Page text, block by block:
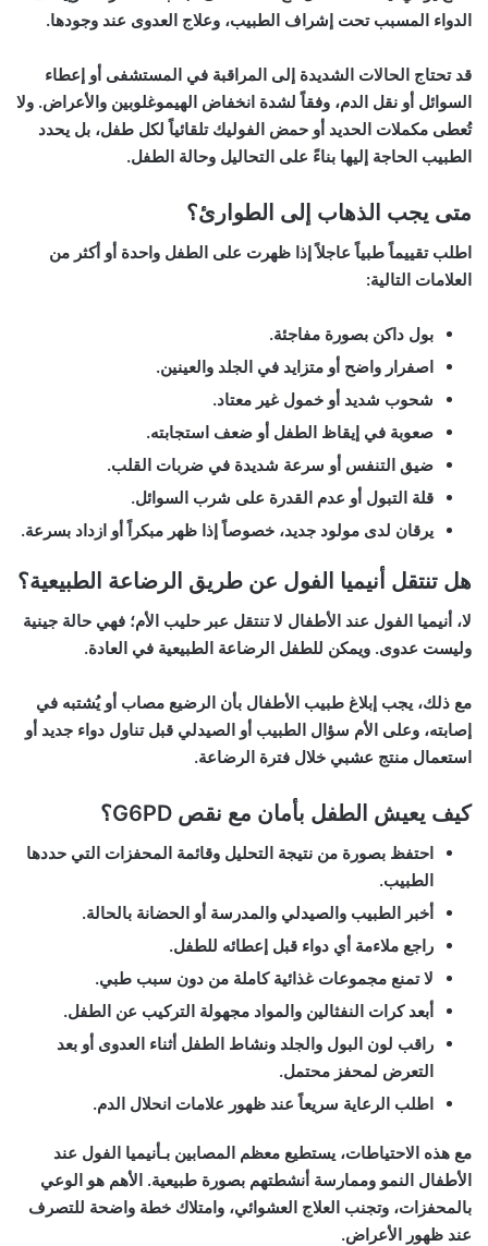
الدواء المسبب تحت إشراف الطبيب، وعلاج العدوى عند وجودها.
قد تحتاج الحالات الشديدة إلى المراقبة في المستشفى أو إعطاء
السوائل أو نقل الدم، وفقاً لشدة انخفاض الهيموغلوبين والأعراض. ولا
تُعطى مكملات الحديد أو حمض الفوليك تلقائياً لكل طفل، بل يحدد
الطبيب الحاجة إليها بناءً على التحاليل وحالة الطفل.
متى يجب الذهاب إلى الطوارئ؟
اطلب تقييماً طبياً عاجلاً إذا ظهرت على الطفل واحدة أو أكثر من
العلامات التالية:
بول داكن بصورة مفاجئة.
اصفرار واضح أو متزايد في الجلد والعينين.
شحوب شديد أو خمول غير معتاد.
صعوبة في إيقاظ الطفل أو ضعف استجابته.
ضيق التنفس أو سرعة شديدة في ضربات القلب.
قلة التبول أو عدم القدرة على شرب السوائل.
يرقان لدى مولود جديد، خصوصاً إذا ظهر مبكراً أو ازداد بسرعة.
هل تنتقل أنيميا الفول عن طريق الرضاعة الطبيعية؟
لا، أنيميا الفول عند الأطفال لا تنتقل عبر حليب الأم؛ فهي حالة جينية
وليست عدوى. ويمكن للطفل الرضاعة الطبيعية في العادة.
مع ذلك، يجب إبلاغ طبيب الأطفال بأن الرضيع مصاب أو يُشتبه في
إصابته، وعلى الأم سؤال الطبيب أو الصيدلي قبل تناول دواء جديد أو
استعمال منتج عشبي خلال فترة الرضاعة.
كيف يعيش الطفل بأمان مع نقص G6PD؟
احتفظ بصورة من نتيجة التحليل وقائمة المحفزات التي حددها
الطبيب.
أخبر الطبيب والصيدلي والمدرسة أو الحضانة بالحالة.
راجع ملاءمة أي دواء قبل إعطائه للطفل.
لا تمنع مجموعات غذائية كاملة من دون سبب طبي.
أبعد كرات النفثالين والمواد مجهولة التركيب عن الطفل.
راقب لون البول والجلد ونشاط الطفل أثناء العدوى أو بعد
التعرض لمحفز محتمل.
اطلب الرعاية سريعاً عند ظهور علامات انحلال الدم.
مع هذه الاحتياطات، يستطيع معظم المصابين بـأنيميا الفول عند
الأطفال النمو وممارسة أنشطتهم بصورة طبيعية. الأهم هو الوعي
بالمحفزات، وتجنب العلاج العشوائي، وامتلاك خطة واضحة للتصرف
عند ظهور الأعراض.